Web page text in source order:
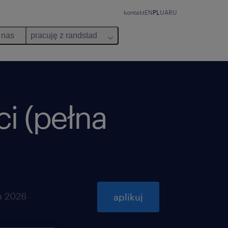
kontaktENPL UARU
nas pracuję z randstad
(pełna
2026 aplikuj